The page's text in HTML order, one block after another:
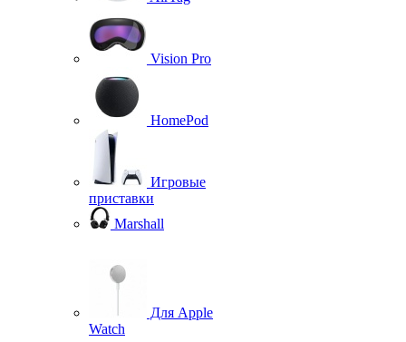
Vision Pro
HomePod
Игровые
приставки
Marshall
Для Apple
Watch